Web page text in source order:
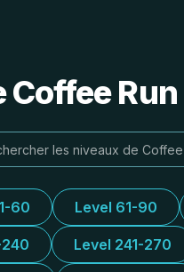
Coffee
60 Level 61-90
240 Level 241-270